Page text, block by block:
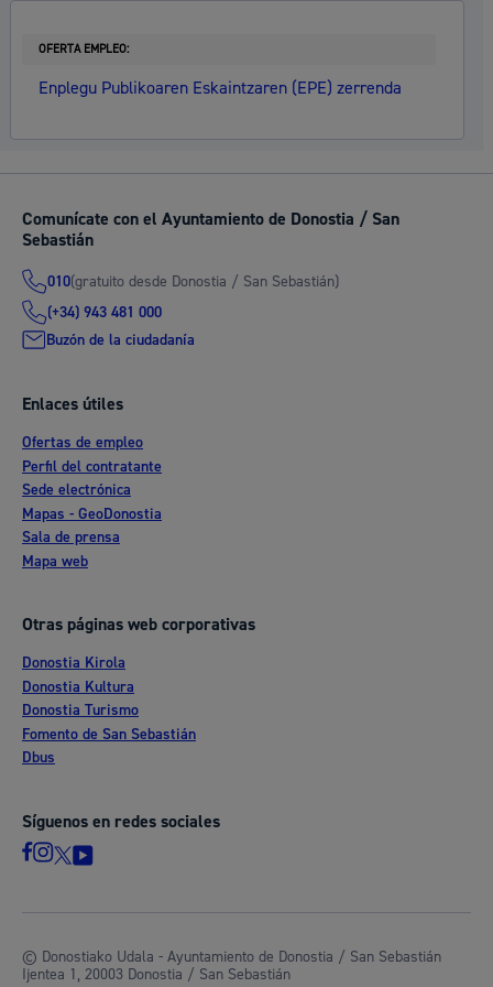
OFERTA EMPLEO:
Enplegu Publikoaren Eskaintzaren (EPE) zerrenda
Comunícate con el Ayuntamiento de Donostia / San
Sebastián
010(gratuito desde Donostia / San Sebastián)
(+34) 943 481 000
Buzón de la ciudadanía
Enlaces útiles
Ofertas de empleo
Perfil del contratante
Sede electrónica
Mapas - GeoDonostia
Sala de prensa
Mapa web
Otras páginas web corporativas
Donostia Kirola
Donostia Kultura
Donostia Turismo
Fomento de San Sebastián
Dbus
Síguenos en redes sociales
© Donostiako Udala - Ayuntamiento de Donostia / San Sebastián
Ijentea 1, 20003 Donostia / San Sebastián